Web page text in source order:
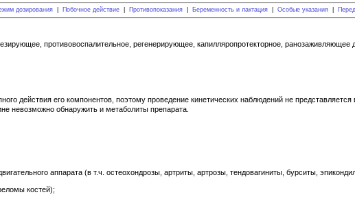
дозирования| Побочное действие| Противопоказания| Беременность и лактация| Особые указания|
противовоспалительное, регенерирующее, капилляропротекторное,
действия его компонентов, поэтому проведение кинетических наблюдений не
невозможно обнаружить и метаболиты препарата.
аппарата (в т.ч. остеохондрозы, артриты, артрозы, тендовагиниты, бурситы,
костей);